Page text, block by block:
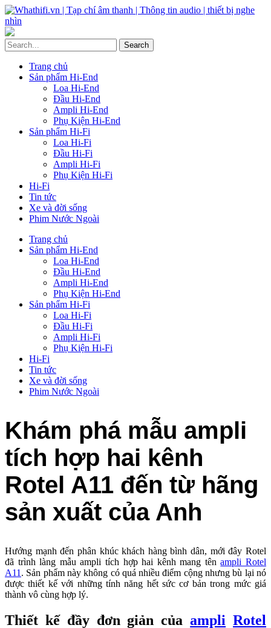
Trang chủ
Sản phẩm Hi-End
Loa Hi-End
Đầu Hi-End
Ampli Hi-End
Phụ Kiện Hi-End
Sản phẩm Hi-Fi
Loa Hi-Fi
Đầu Hi-Fi
Ampli Hi-Fi
Phụ Kiện Hi-Fi
Hi-Fi
Tin tức
Xe và đời sống
Phim Nước Ngoài
Trang chủ
Sản phẩm Hi-End
Loa Hi-End
Đầu Hi-End
Ampli Hi-End
Phụ Kiện Hi-End
Sản phẩm Hi-Fi
Loa Hi-Fi
Đầu Hi-Fi
Ampli Hi-Fi
Phụ Kiện Hi-Fi
Hi-Fi
Tin tức
Xe và đời sống
Phim Nước Ngoài
Khám phá mẫu ampli
tích hợp hai kênh
Rotel A11 đến từ hãng
sản xuất của Anh
Hướng mạnh đến phân khúc khách hàng bình dân, mới đây Rotel
đã trình làng mẫu ampli tích hợp hai kênh mang tênampli Rotel
A11 . Sản phẩm này không có quá nhiều điểm cộng nhưng bù lại nó
được thiết kế với những tính năng hết sức cơ bản trong mức giá
thành vô cùng hợp lý.
Thiết kế đầy đơn giản củaampli Rotel